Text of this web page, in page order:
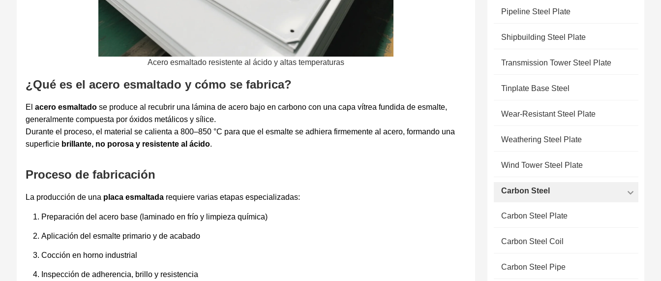
Acero esmaltado resistente al ácido y altas temperaturas
¿Qué es el acero esmaltado y cómo se fabrica?
Elacero esmaltado se produce al recubrir una lámina de acero bajo en carbono con una capa vítrea fundida de esmalte,
generalmente compuesta por óxidos metálicos y sílice.
Durante el proceso, el material se calienta a 800–850 °C para que el esmalte se adhiera firmemente al acero, formando una
superficie brillante, no porosa y resistente al ácido.
Proceso de fabricación
La producción de una placa esmaltada requiere varias etapas especializadas:
Preparación del acero base (laminado en frío y limpieza química)
Aplicación del esmalte primario y de acabado
Cocción en horno industrial
Inspección de adherencia, brillo y resistencia
Pipeline Steel Plate
Shipbuilding Steel Plate
Transmission Tower Steel Plate
Tinplate Base Steel
Wear-Resistant Steel Plate
Weathering Steel Plate
Wind Tower Steel Plate
Carbon Steel
Carbon Steel Plate
Carbon Steel Coil
Carbon Steel Pipe